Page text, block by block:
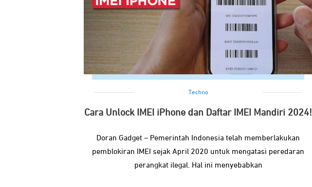
Techno
Cara Unlock IMEI iPhone dan Daftar IMEI Mandiri 2024!
Doran Gadget – Pemerintah Indonesia telah memberlakukan
pemblokiran IMEI sejak April 2020 untuk mengatasi peredaran
perangkat ilegal. Hal ini menyebabkan